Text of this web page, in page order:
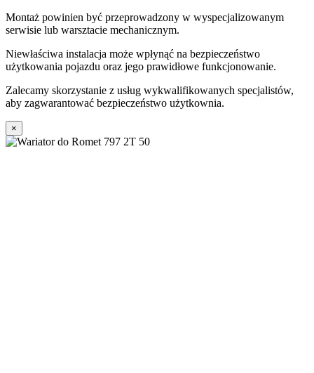
Montaż powinien być przeprowadzony w wyspecjalizowanym
serwisie lub warsztacie mechanicznym.
Niewłaściwa instalacja może wpłynąć na bezpieczeństwo
użytkowania pojazdu oraz jego prawidłowe funkcjonowanie.
Zalecamy skorzystanie z usług wykwalifikowanych specjalistów,
aby zagwarantować bezpieczeństwo użytkownia.
×